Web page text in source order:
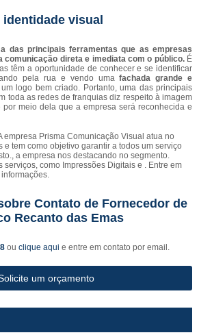
visual
das principais ferramentas que as empresas
comunicação direta e imediata com o público.É
têm a oportunidade de conhecer e se identificar
pela rua e vendo umafachada grande e
logo bem criado. Portanto, uma das principais
toda as redes de franquias diz respeito à imagem
por meio dela que a empresa será reconhecida e
empresa Prisma Comunicação Visual atua no
e tem como objetivo garantir a todos um serviço
a empresa nos destacando no segmento.
serviços, como Impressões Digitais e . Entre em
Contato de Fornecedor de
Recanto das Emas
ou clique aqui e entre em contato por email.
um orçamento